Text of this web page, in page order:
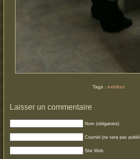
Tags : exhibes
Laisser un commentaire
Nom (obligatoire)
Courriel (ne sera pas
Site Web